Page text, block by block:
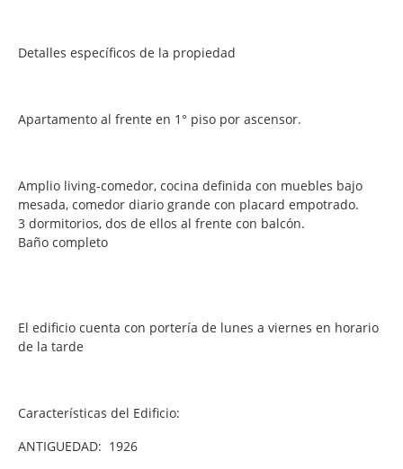
Detalles específicos de la propiedad
Apartamento al frente en 1° piso por ascensor.
Amplio living-comedor, cocina definida con muebles bajo
mesada, comedor diario grande con placard empotrado.
3 dormitorios, dos de ellos al frente con balcón.
Baño completo
El edificio cuenta con portería de lunes a viernes en horario
de la tarde
Características del Edificio:
ANTIGUEDAD: 1926